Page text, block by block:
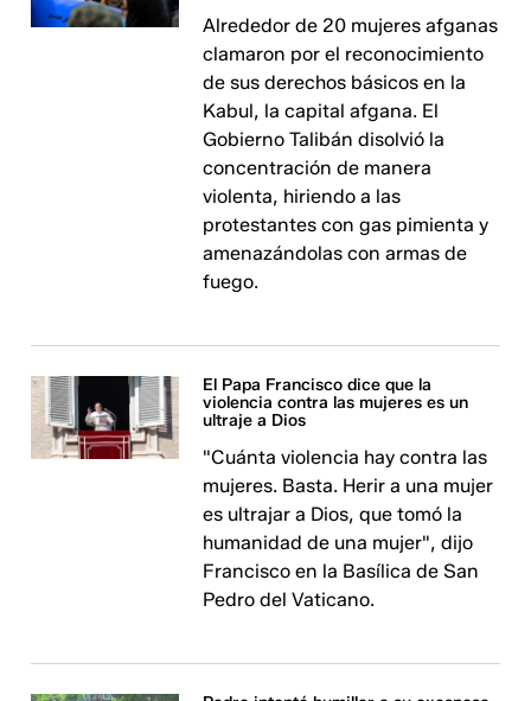
Alrededor de 20 mujeres afganas
clamaron por el reconocimiento
de sus derechos básicos en la
Kabul, la capital afgana. El
Gobierno Talibán disolvió la
concentración de manera
violenta, hiriendo a las
protestantes con gas pimienta y
amenazándolas con armas de
fuego.
El Papa Francisco dice que la
violencia contra las mujeres es un
ultraje a Dios
"Cuánta violencia hay contra las
mujeres. Basta. Herir a una mujer
es ultrajar a Dios, que tomó la
humanidad de una mujer", dijo
Francisco en la Basílica de San
Pedro del Vaticano.